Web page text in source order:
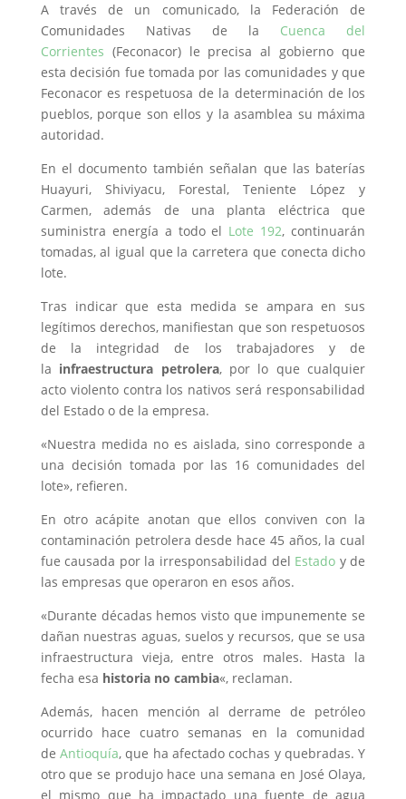
A través de un comunicado, la Federación de
Comunidades Nativas de la Cuenca del
Corrientes (Feconacor) le precisa al gobierno que
esta decisión fue tomada por las comunidades y que
Feconacor es respetuosa de la determinación de los
pueblos, porque son ellos y la asamblea su máxima
autoridad.
En el documento también señalan que las baterías
Huayuri, Shiviyacu, Forestal, Teniente López y
Carmen, además de una planta eléctrica que
suministra energía a todo el Lote 192, continuarán
tomadas, al igual que la carretera que conecta dicho
lote.
Tras indicar que esta medida se ampara en sus
legítimos derechos, manifiestan que son respetuosos
de la integridad de los trabajadores y de
la infraestructura petrolera, por lo que cualquier
acto violento contra los nativos será responsabilidad
del Estado o de la empresa.
«Nuestra medida no es aislada, sino corresponde a
una decisión tomada por las 16 comunidades del
lote», refieren.
En otro acápite anotan que ellos conviven con la
contaminación petrolera desde hace 45 años, la cual
fue causada por la irresponsabilidad del Estado y de
las empresas que operaron en esos años.
«Durante décadas hemos visto que impunemente se
dañan nuestras aguas, suelos y recursos, que se usa
infraestructura vieja, entre otros males. Hasta la
fecha esa historia no cambia«, reclaman.
Además, hacen mención al derrame de petróleo
ocurrido hace cuatro semanas en la comunidad
deAntioquía, que ha afectado cochas y quebradas. Y
otro que se produjo hace una semana en José Olaya,
el mismo que ha impactado una fuente de agua